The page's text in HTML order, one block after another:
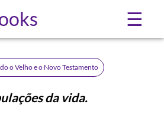
☰
o Velho e o Novo Testamento
da vida.